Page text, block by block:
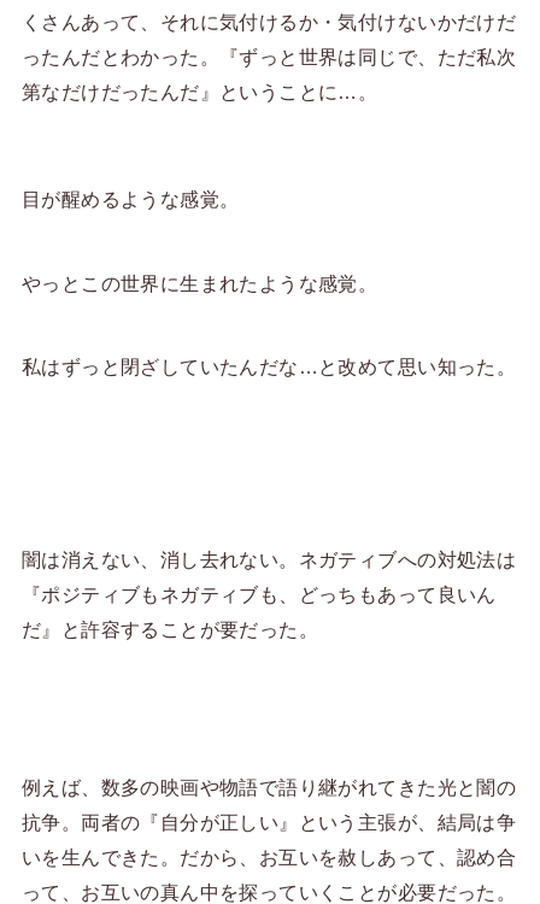
くさんあって、それに気付けるか・気付けないかだけだ
ったんだとわかった。『ずっと世界は同じで、ただ私次
第なだけだったんだ』ということに…。
目が醒めるような感覚。
やっとこの世界に生まれたような感覚。
私はずっと閉ざしていたんだな…と改めて思い知った。
闇は消えない、消し去れない。ネガティブへの対処法は
『ポジティブもネガティブも、どっちもあって良いん
だ』と許容することが要だった。
例えば、数多の映画や物語で語り継がれてきた光と闇の
抗争。両者の『自分が正しい』という主張が、結局は争
いを生んできた。だから、お互いを赦しあって、認め合
って、お互いの真ん中を探っていくことが必要だった。